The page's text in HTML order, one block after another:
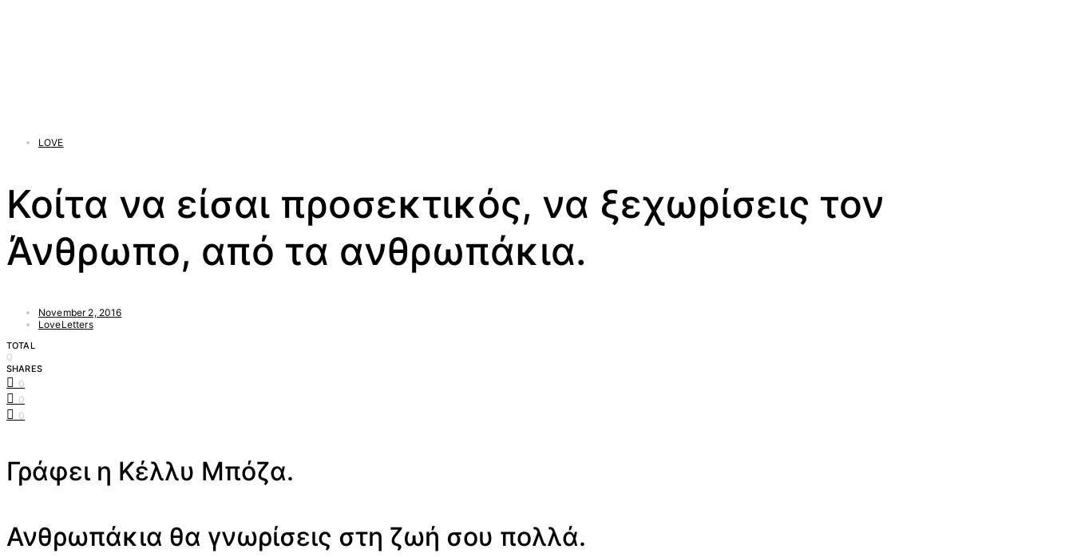
LOVE
Κοίτα να είσαι προσεκτικός, να ξεχωρίσεις τον
Άνθρωπο, από τα ανθρωπάκια.
November 2, 2016
LoveLetters
TOTAL
0
SHARES
0
0
0
Γράφει η Κέλλυ Μπόζα.
Ανθρωπάκια θα γνωρίσεις στη ζωή σου πολλά.